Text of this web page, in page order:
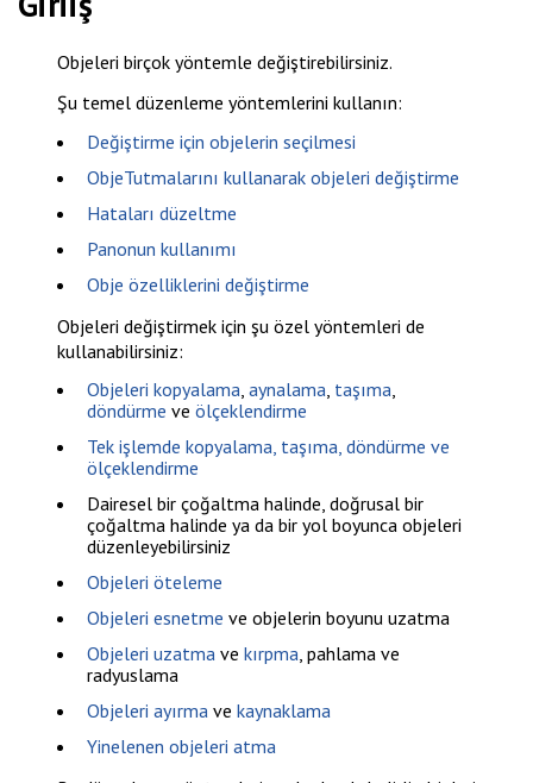
Objeleri birçok yöntemle değiştirebilirsiniz.
Şu temel düzenleme yöntemlerini kullanın:
Değiştirme için objelerin seçilmesi
ObjeTutmalarını kullanarak objeleri değiştirme
Hataları düzeltme
Panonun kullanımı
Obje özelliklerini değiştirme
Objeleri değiştirmek için şu özel yöntemleri de
kullanabilirsiniz:
Objeleri kopyalama,aynalama, taşıma,
döndürme veölçeklendirme
Tek işlemde kopyalama, taşıma, döndürme ve
ölçeklendirme
Dairesel bir çoğaltma halinde, doğrusal bir
çoğaltma halinde ya da bir yol boyunca objeleri
düzenleyebilirsiniz
Objeleri öteleme
Objeleri esnetme veobjelerin boyunu uzatma
Objeleri uzatma vekırpma,pahlama ve
radyuslama
Objeleri ayırma vekaynaklama
Yinelenen objeleri atma